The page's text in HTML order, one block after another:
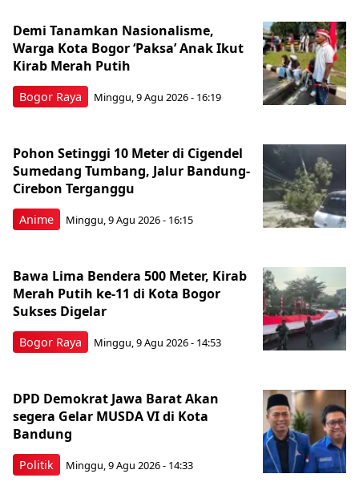
Bogor Raya
Demi Tanamkan Nasionalisme,
Warga Kota Bogor ‘Paksa’ Anak Ikut
Kirab Merah Putih
Minggu, 9 Agu 2026 - 16:19
Anime
Pohon Setinggi 10 Meter di Cigendel
Sumedang Tumbang, Jalur Bandung-
Cirebon Terganggu
Minggu, 9 Agu 2026 - 16:15
Bogor Raya
Bawa Lima Bendera 500 Meter, Kirab
Merah Putih ke-11 di Kota Bogor
Sukses Digelar
Minggu, 9 Agu 2026 - 14:53
Politik
DPD Demokrat Jawa Barat Akan
segera Gelar MUSDA VI di Kota
Bandung
Minggu, 9 Agu 2026 - 14:33